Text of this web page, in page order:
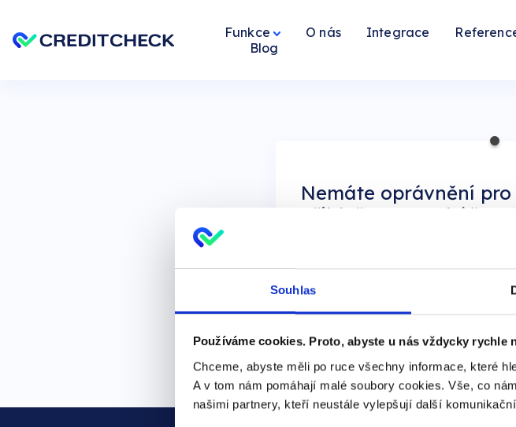
Souhlas
Používáme cookies. Proto, abyste u nás vždycky rychle
Chceme, abyste měli po ruce všechny informace, které
A v tom nám pomáhají malé soubory cookies. Vše, co
našimi partnery, kteří neustále vylepšují další
Funkce O nás Integrace
Blog
Nemáte oprávnění
Přihlašte se pod